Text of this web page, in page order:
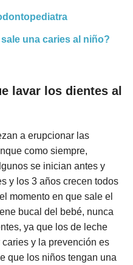
una caries al niño?
lavar los dientes al
a erupcionar las
como siempre,
se inician antes y
y los 3 años crecen todos
momento en que sale el
bucal del bebé, nunca
ya que los de leche
y la prevención es
que los niños tengan una